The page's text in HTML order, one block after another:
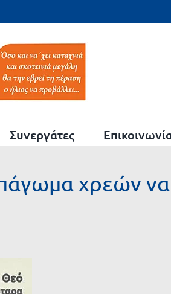
Συνεργάτες
πάγωμα χρεών να